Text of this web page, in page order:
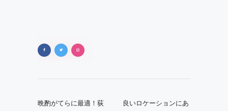
稿
Previous
晩酌がてらに最適！荻
Next
良いロケーションにあ